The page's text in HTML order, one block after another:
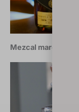
Mezcal marca